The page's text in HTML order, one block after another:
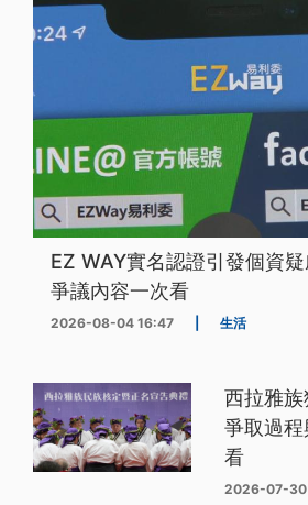
EZ WAY實名認證引發個資
爭議內容一次看
2026-08-04 16:47 生活
西拉雅
爭取過
看
2026-07-30